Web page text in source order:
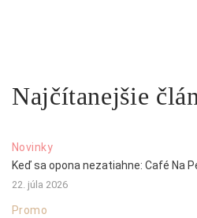
Najčítanejšie
Novinky
Keď sa opona nezatiahne: Café Na
22. júla 2026
Promo